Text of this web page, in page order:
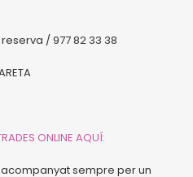
/ 977 82 33 38
ONLINE AQUÍ:
acompanyat sempre per un